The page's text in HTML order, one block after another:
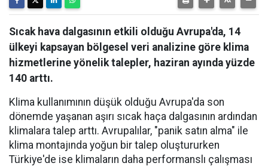
Sıcak hava dalgasının etkili olduğu Avrupa'da, 14
ülkeyi kapsayan bölgesel veri analizine göre klima
hizmetlerine yönelik talepler, haziran ayında yüzde
140 arttı.
Klima kullanımının düşük olduğu Avrupa'da son
dönemde yaşanan aşırı sıcak haça dalgasının ardından
klimalara talep arttı. Avrupalılar, "panik satın alma" ile
klima montajında yoğun bir talep oluştururken
Türkiye'de ise klimaların daha performanslı çalışması